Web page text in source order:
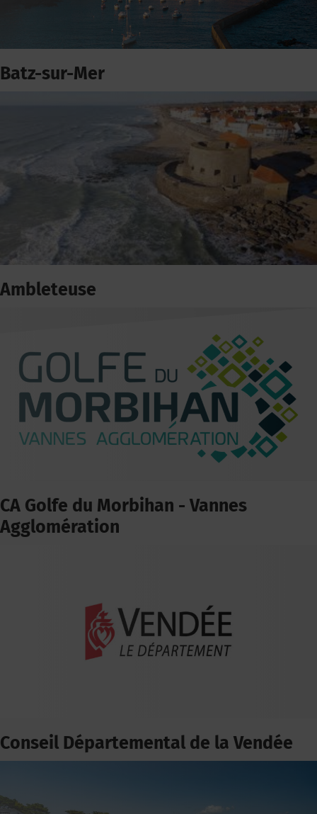
Batz-sur-Mer
Ambleteuse
CA Golfe du Morbihan - Vannes
Agglomération
Conseil Départemental de la Vendée